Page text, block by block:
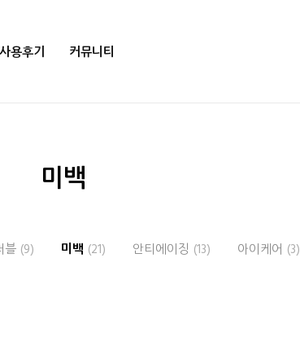
사용후기 커뮤니티
미백
블 (9) 미백 (21) 안티에이징 (13) 아이케어 (3)